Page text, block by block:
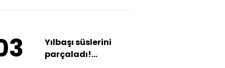
Yılbaşı süslerini
parçaladı!